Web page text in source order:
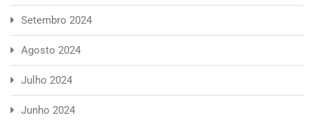
Setembro 2024
Agosto 2024
Julho 2024
Junho 2024